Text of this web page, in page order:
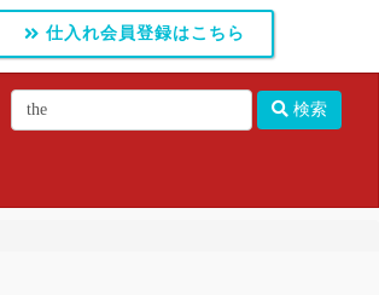
仕入れ会員登録はこちら
検索